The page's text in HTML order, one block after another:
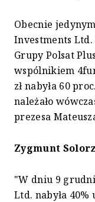
Obecnie
Investments Ltd.
Grupy Polsat
wspólnikiem
zł nabyła 60
należało
prezesa
Zygmunt
"W dniu 9
Ltd. nabyła 40%